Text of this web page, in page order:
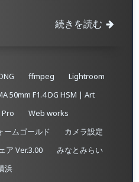
続きを読む
ffmpeg
Lightroom
50mm F1.4 DG HSM | Art
Web works
ームゴールド
カメラ設定
ア Ver.3.00
みなとみらい
浜